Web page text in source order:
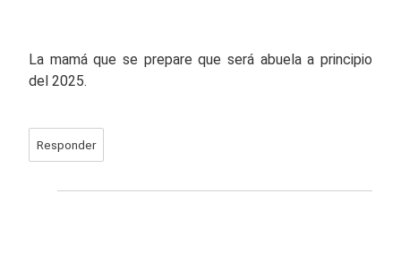
La mamá que se prepare que será abuela a principio
del 2025.
Responder